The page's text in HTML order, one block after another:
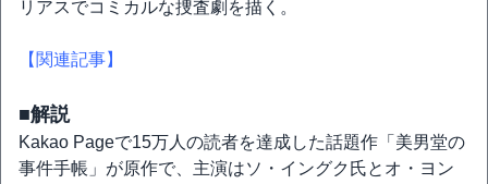
リアスでコミカルな捜査劇を描く。
【関連記事】
■解説
Kakao Pageで15万人の読者を達成した話題作「美男堂の
事件手帳」が原作で、主演はソ・イングク氏とオ・ヨン